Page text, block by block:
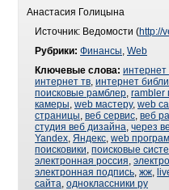
Анастасия Голицына
Источник: Ведомости (http://
Рубрики: Финансы, Web
Ключевые слова:
интернет тв, интернет
поисковые рамблер, rambler
камеры, web мастеру, web
страницы, веб сервис, веб
студия веб дизайна, через
Yandex, Яндекс, web
поисковики, поисковые
электронная россия,
электронная подпись, жж,
сайта, одноклассники ру